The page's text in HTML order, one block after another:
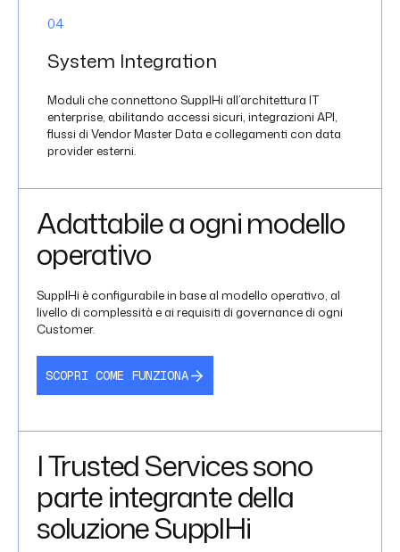
04
System Integration
Moduli che connettono SupplHi all’architettura IT
enterprise, abilitando accessi sicuri, integrazioni API,
flussi di Vendor Master Data e collegamenti con data
provider esterni.
Adattabile a ogni modello
operativo
SupplHi è configurabile in base al modello operativo, al
livello di complessità e ai requisiti di governance di ogni
Customer.
SCOPRI COME FUNZIONA
I Trusted Services sono
parte integrante della
soluzione SupplHi